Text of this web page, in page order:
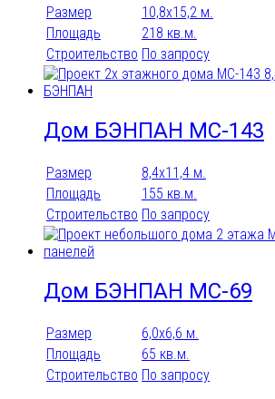
Размер
10,8х15,2 м.
Площадь
218 кв.м.
Строительство По запросу
Дом БЭНПАН МС-143
Размер
8,4х11,4 м.
Площадь
155 кв.м.
Строительство По запросу
Дом БЭНПАН МС-69
Размер
6,0х6,6 м.
Площадь
65 кв.м.
Строительство По запросу